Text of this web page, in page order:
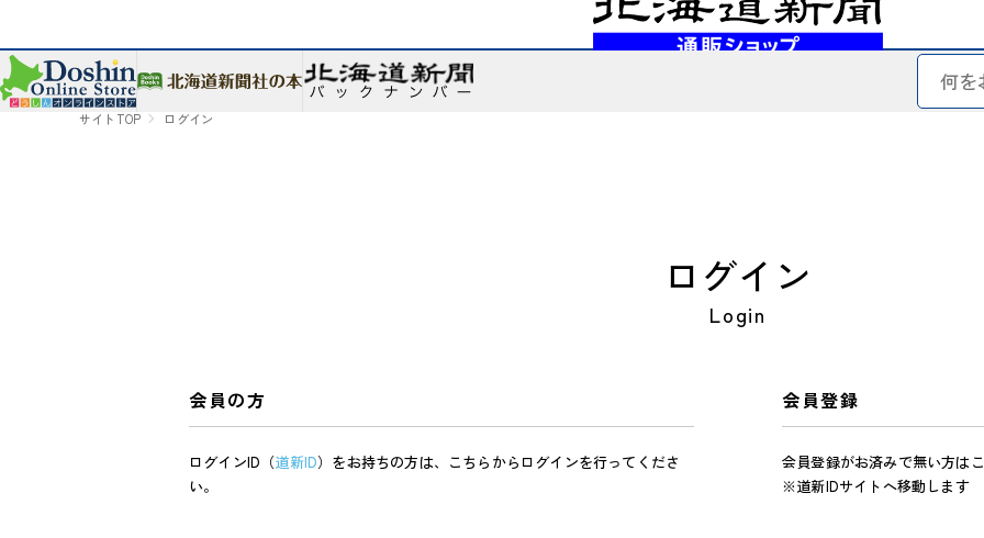
サイトTOP ログイン
ログイン
Login
会員の方
ログインID（道新ID）をお持ちの方は、こちらからログインを行ってくださ
い。
会員登録
会員登録がお済みで無い方は
※道新IDサイトへ移動します